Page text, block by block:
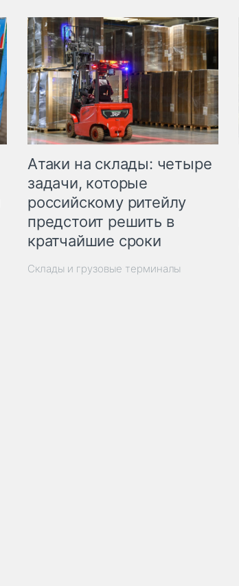
Атаки на склады: четыре
задачи, которые
российскому ритейлу
предстоит решить в
кратчайшие сроки
Склады и грузовые терминалы